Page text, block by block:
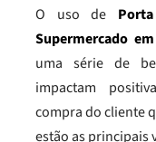
O uso de
Supermercado
uma série de
impactam
compra do cliente
estão as principais